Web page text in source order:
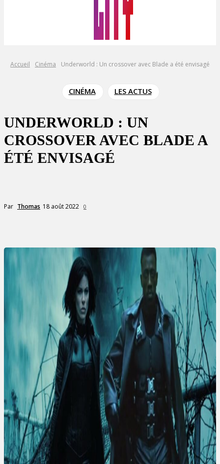
Accueil Cinéma Underworld : Un crossover avec Blade a été envisagé
CINÉMA LES ACTUS
UNDERWORLD : UN
CROSSOVER AVEC BLADE A
ÉTÉ ENVISAGÉ
Par Thomas 18 août 2022 0